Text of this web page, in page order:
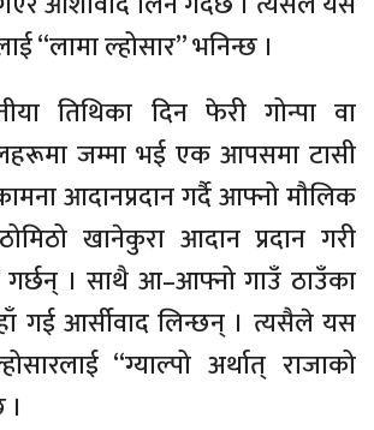
“लामा ल्होसार” भनिन्छ ।
तिथिका दिन फेरी गोन्पा वा
जम्मा भई एक आपसमा टासी
आदानप्रदान गर्दै आफ्नो मौलिक
खानेकुरा आदान प्रदान गरी
गर्छन् । साथै आ–आफ्नो गाउँ ठाउँका
गई आर्सीवाद लिन्छन् । त्यसैले यस
“ग्याल्पो अर्थात् राजाको